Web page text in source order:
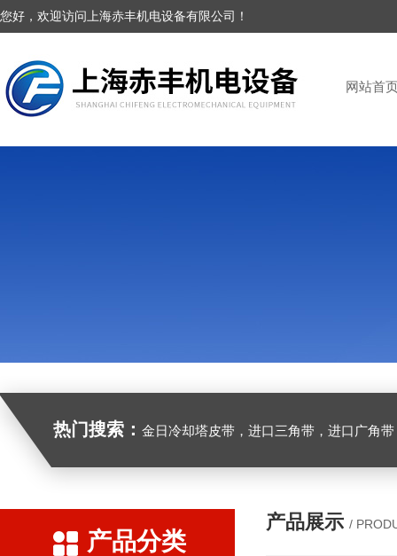
您好，欢迎访问上海赤丰机电设备有限公司！
网站首
热门搜索： 金日冷却塔皮带，进口三角带，进口广角带，进口同步带，进口空压机皮
产品分类
产品展示 /